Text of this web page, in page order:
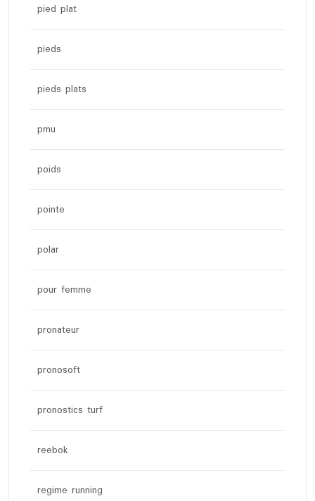
pied plat
pieds
pieds plats
pmu
poids
pointe
polar
pour femme
pronateur
pronosoft
pronostics turf
reebok
regime running